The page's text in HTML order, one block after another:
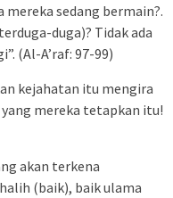
sedang bermain?.
duga)? Tidak ada
(Al-A’raf: 97-99)
kejahatan itu mengira
mereka tetapkan itu!
akan terkena
(baik), baik ulama